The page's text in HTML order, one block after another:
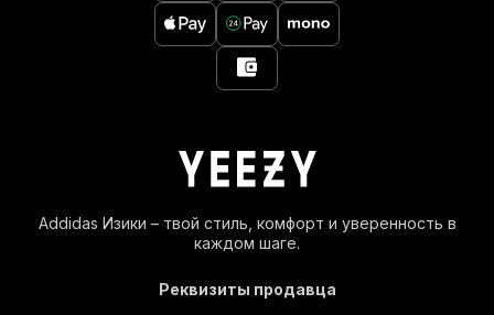
Addidas Изики – твой стиль, комфорт и уверенность в
каждом шаге.
Реквизиты продавца